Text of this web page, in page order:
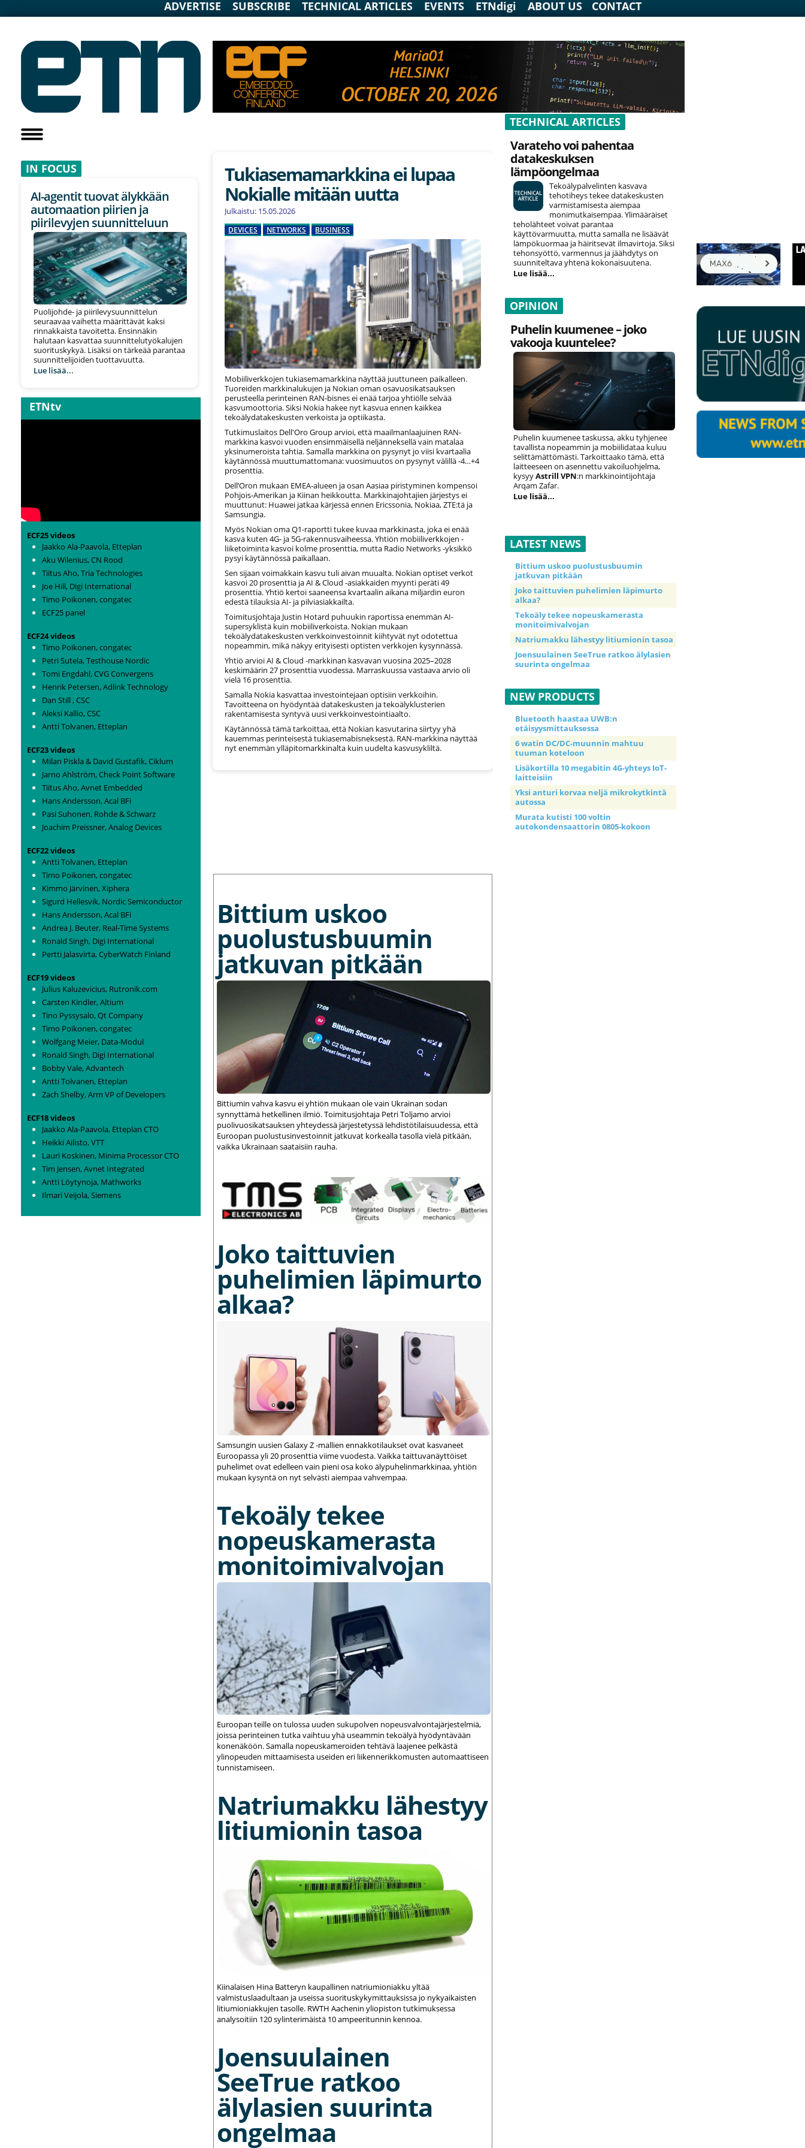
ADVERTISE SUBSCRIBE TECHNICAL ARTICLES EVENTS ETNdigi ABOUT US CONTACT
IN FOCUS
AI-agentit tuovat älykkään
automaation piirien ja
piirilevyjen suunnitteluun
Puolijohde- ja piirilevysuunnittelun
seuraavaa vaihetta määrittävät kaksi
rinnakkaista tavoitetta. Ensinnäkin
halutaan kasvattaa suunnittelutyökalujen
suorituskykyä. Lisäksi on tärkeää parantaa
suunnittelijoiden tuottavuutta.
Lue lisää...
ETNtv
ECF25 videos
Jaakko Ala-Paavola, Etteplan
Aku Wilenius, CN Rood
Tiitus Aho, Tria Technologies
Joe Hill, Digi International
Timo Poikonen, congatec
ECF25 panel
ECF24 videos
Timo Poikonen, congatec
Petri Sutela, Testhouse Nordic
Tomi Engdahl, CVG Convergens
Henrik Petersen, Adlink Technology
Dan Still , CSC
Aleksi Kallio, CSC
Antti Tolvanen, Etteplan
ECF23 videos
Milan Piskla & David Gustafik, Ciklum
Jarno Ahlström, Check Point Software
Tiitus Aho, Avnet Embedded
Hans Andersson, Acal BFi
Pasi Suhonen, Rohde & Schwarz
Joachim Preissner, Analog Devices
ECF22 videos
Antti Tolvanen, Etteplan
Timo Poikonen, congatec
Kimmo Järvinen, Xiphera
Sigurd Hellesvik, Nordic Semiconductor
Hans Andersson, Acal BFi
Andrea J. Beuter, Real-Time Systems
Ronald Singh, Digi International
Pertti Jalasvirta, CyberWatch Finland
ECF19 videos
Julius Kaluzevicius, Rutronik.com
Carsten Kindler, Altium
Tino Pyssysalo, Qt Company
Timo Poikonen, congatec
Wolfgang Meier, Data-Modul
Ronald Singh, Digi International
Bobby Vale, Advantech
Antti Tolvanen, Etteplan
Zach Shelby, Arm VP of Developers
ECF18 videos
Jaakko Ala-Paavola, Etteplan CTO
Heikki Ailisto, VTT
Lauri Koskinen, Minima Processor CTO
Tim Jensen, Avnet Integrated
Antti Löytynoja, Mathworks
Ilmari Veijola, Siemens
Tukiasemamarkkina ei lupaa
Nokialle mitään uutta
Julkaistu: 15.05.2026
DEVICES NETWORKS BUSINESS
Mobiiliverkkojen tukiasemamarkkina näyttää juuttuneen paikalleen.
Tuoreiden markkinalukujen ja Nokian oman osavuosikatsauksen
perusteella perinteinen RAN-bisnes ei enää tarjoa yhtiölle selvää
kasvumoottoria. Siksi Nokia hakee nyt kasvua ennen kaikkea
tekoälydatakeskusten verkoista ja optiikasta.
Tutkimuslaitos Dell'Oro Group arvioi, että maailmanlaajuinen RAN-
markkina kasvoi vuoden ensimmäisellä neljänneksellä vain matalaa
yksinumeroista tahtia. Samalla markkina on pysynyt jo viisi kvartaalia
käytännössä muuttumattomana: vuosimuutos on pysynyt välillä -4…+4
prosenttia.
Dell’Oron mukaan EMEA-alueen ja osan Aasiaa piristyminen kompensoi
Pohjois-Amerikan ja Kiinan heikkoutta. Markkinajohtajien järjestys ei
muuttunut: Huawei jatkaa kärjessä ennen Ericssonia, Nokiaa, ZTE:tä ja
Samsungia.
Myös Nokian oma Q1-raportti tukee kuvaa markkinasta, joka ei enää
kasva kuten 4G- ja 5G-rakennusvaiheessa. Yhtiön mobiiliverkkojen -
liiketoiminta kasvoi kolme prosenttia, mutta Radio Networks -yksikkö
pysyi käytännössä paikallaan.
Sen sijaan voimakkain kasvu tuli aivan muualta. Nokian optiset verkot
kasvoi 20 prosenttia ja AI & Cloud -asiakkaiden myynti peräti 49
prosenttia. Yhtiö kertoi saaneensa kvartaalin aikana miljardin euron
edestä tilauksia AI- ja pilviasiakkailta.
Toimitusjohtaja Justin Hotard puhuukin raportissa enemmän AI-
supersyklistä kuin mobiiliverkoista. Nokian mukaan
tekoälydatakeskusten verkkoinvestoinnit kiihtyvät nyt odotettua
nopeammin, mikä näkyy erityisesti optisten verkkojen kysynnässä.
Yhtiö arvioi AI & Cloud -markkinan kasvavan vuosina 2025–2028
keskimäärin 27 prosenttia vuodessa. Marraskuussa vastaava arvio oli
vielä 16 prosenttia.
Samalla Nokia kasvattaa investointejaan optisiin verkkoihin.
Tavoitteena on hyödyntää datakeskusten ja tekoälyklusterien
rakentamisesta syntyvä uusi verkkoinvestointiaalto.
Käytännössä tämä tarkoittaa, että Nokian kasvutarina siirtyy yhä
kauemmas perinteisestä tukiasemabisneksestä. RAN-markkina näyttää
nyt enemmän ylläpitomarkkinalta kuin uudelta kasvusykliltä.
Bittium uskoo
puolustusbuumin
jatkuvan pitkään
Bittiumin vahva kasvu ei yhtiön mukaan ole vain Ukrainan sodan
synnyttämä hetkellinen ilmiö. Toimitusjohtaja Petri Toljamo arvioi
puolivuosikatsauksen yhteydessä järjestetyssä lehdistötilaisuudessa, että
Euroopan puolustusinvestoinnit jatkuvat korkealla tasolla vielä pitkään,
vaikka Ukrainaan saataisiin rauha.
Joko taittuvien
puhelimien läpimurto
alkaa?
Samsungin uusien Galaxy Z -mallien ennakkotilaukset ovat kasvaneet
Euroopassa yli 20 prosenttia viime vuodesta. Vaikka taittuvanäyttöiset
puhelimet ovat edelleen vain pieni osa koko älypuhelinmarkkinaa, yhtiön
mukaan kysyntä on nyt selvästi aiempaa vahvempaa.
Tekoäly tekee
nopeuskamerasta
monitoimivalvojan
Euroopan teille on tulossa uuden sukupolven nopeusvalvontajärjestelmiä,
joissa perinteinen tutka vaihtuu yhä useammin tekoälyä hyödyntävään
konenäköön. Samalla nopeuskameroiden tehtävä laajenee pelkästä
ylinopeuden mittaamisesta useiden eri liikennerikkomusten automaattiseen
tunnistamiseen.
Natriumakku lähestyy
litiumionin tasoa
Kiinalaisen Hina Batteryn kaupallinen natriumioniakku yltää
valmistuslaadultaan ja useissa suorituskykymittauksissa jo nykyaikaisten
litiumioniakkujen tasolle. RWTH Aachenin yliopiston tutkimuksessa
analysoitiin 120 sylinterimäistä 10 ampeeritunnin kennoa.
Joensuulainen
SeeTrue ratkoo
älylasien suurinta
ongelmaa
TECHNICAL ARTICLES
Varateho voi pahentaa
datakeskuksen
lämpöongelmaa
Tekoälypalvelinten kasvava
tehotiheys tekee datakeskusten
varmistamisesta aiempaa
monimutkaisempaa. Ylimääräiset
teholähteet voivat parantaa
käyttövarmuutta, mutta samalla ne lisäävät
lämpökuormaa ja häiritsevät ilmavirtoja. Siksi
tehonsyöttö, varmennus ja jäähdytys on
suunniteltava yhtenä kokonaisuutena.
Lue lisää...
OPINION
Puhelin kuumenee – joko
vakooja kuuntelee?
Puhelin kuumenee taskussa, akku tyhjenee
tavallista nopeammin ja mobiilidataa kuluu
selittämättömästi. Tarkoittaako tämä, että
laitteeseen on asennettu vakoiluohjelma,
kysyyAstrill VPN:n markkinointijohtaja
Arqam Zafar.
Lue lisää...
LATEST NEWS
Bittium uskoo puolustusbuumin
jatkuvan pitkään
Joko taittuvien puhelimien läpimurto
alkaa?
Tekoäly tekee nopeuskamerasta
monitoimivalvojan
Natriumakku lähestyy litiumionin tasoa
Joensuulainen SeeTrue ratkoo älylasien
suurinta ongelmaa
NEW PRODUCTS
Bluetooth haastaa UWB:n
etäisyysmittauksessa
6 watin DC/DC-muunnin mahtuu
tuuman koteloon
Lisäkortilla 10 megabitin 4G-yhteys IoT-
laitteisiin
Yksi anturi korvaa neljä mikrokytkintä
autossa
Murata kutisti 100 voltin
autokondensaattorin 0805-kokoon